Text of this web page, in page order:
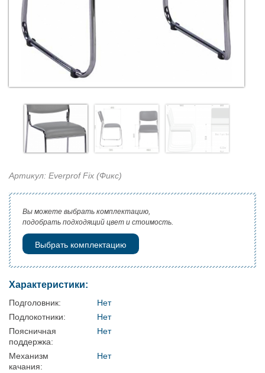
Артикул: Everprof Fix (Фикс)
Вы можете выбрать комплектацию,
подобрать подходящий цвет и стоимость.
Выбрать комплектацию
Характеристики:
Подголовник:
Нет
Подлокотники:
Нет
Поясничная
поддержка:
Нет
Механизм
качания:
Нет